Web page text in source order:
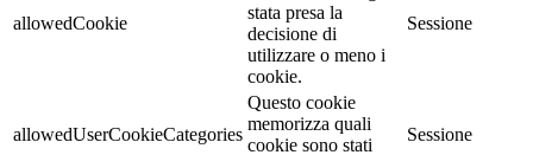
allowedCookie
stata presa la
decisione di
utilizzare o meno i
cookie.
Sessione
allowedUserCookieCategories
Questo cookie
memorizza quali
cookie sono stati
Sessione